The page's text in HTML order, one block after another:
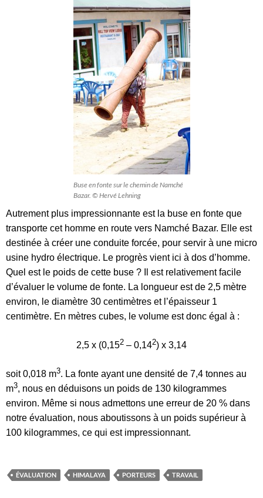
Buse en fonte sur le chemin de Namché
Bazar. © Hervé Lehning
Autrement plus impressionnante est la buse en fonte que
transporte cet homme en route vers Namché Bazar. Elle est
destinée à créer une conduite forcée, pour servir à une micro
usine hydro électrique. Le progrès vient ici à dos d’homme.
Quel est le poids de cette buse ? Il est relativement facile
d’évaluer le volume de fonte. La longueur est de 2,5 mètre
environ, le diamètre 30 centimètres et l’épaisseur 1
centimètre. En mètres cubes, le volume est donc égal à :
2,5 x (0,152 – 0,142) x 3,14
soit 0,018 m3. La fonte ayant une densité de 7,4 tonnes au
m3, nous en déduisons un poids de 130 kilogrammes
environ. Même si nous admettons une erreur de 20 % dans
notre évaluation, nous aboutissons à un poids supérieur à
100 kilogrammes, ce qui est impressionnant.
ÉVALUATION HIMALAYA PORTEURS TRAVAIL